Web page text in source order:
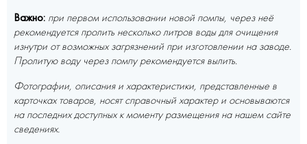
Важно: при первом использовании новой помпы, через неё
рекомендуется пролить несколько литров воды для очищения
изнутри от возможных загрязнений при изготовлении на заводе.
Пролитую воду через помпу рекомендуется вылить.
Фотографии, описания и характеристики, представленные в
карточках товаров, носят справочный характер и основываются
на последних доступных к моменту размещения на нашем сайте
сведениях.